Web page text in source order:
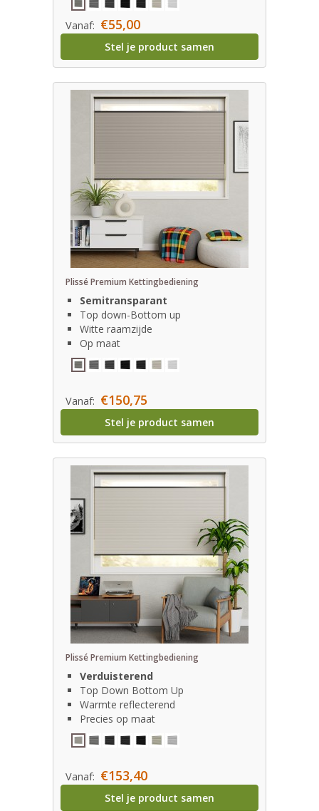
Vanaf: €55,00
Stel je product samen
Plissé Premium Kettingbediening
Semitransparant
Top down-Bottom up
Witte raamzijde
Op maat
Vanaf: €150,75
Stel je product samen
Plissé Premium Kettingbediening
Verduisterend
Top Down Bottom Up
Warmte reflecterend
Precies op maat
Vanaf: €153,40
Stel je product samen